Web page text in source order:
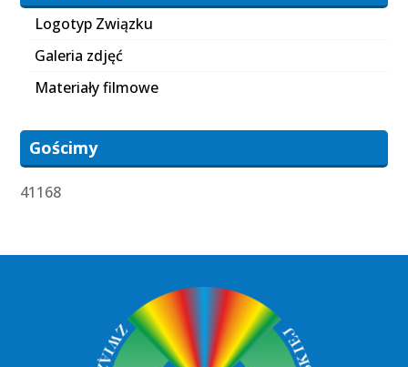
Logotyp Związku
Galeria zdjęć
Materiały filmowe
Gościmy
41168